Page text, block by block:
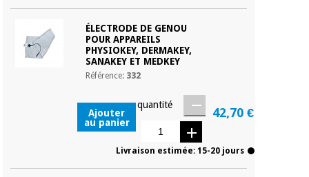
Contenu du pack complet :
- Tête de scanner interchangeable Highpro (capteur de
mouvement interne et microprocesseur indépendant)
ÉLECTRODE DE GENOU
POUR APPAREILS
PHYSIOKEY, DERMAKEY,
SANAKEY ET MEDKEY
Référence: 332
42,70 €
quantité
Ajouter
au panier
Livraison estimée: 15-20 jours